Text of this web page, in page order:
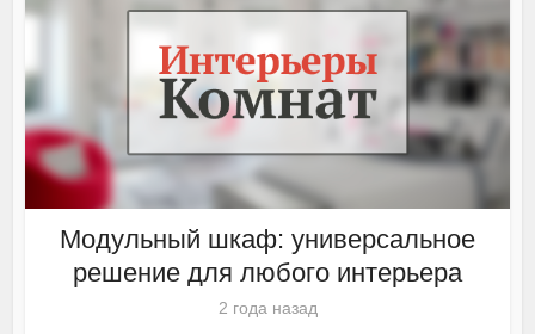
Модульный шкаф: универсальное
решение для любого интерьера
2 года назад